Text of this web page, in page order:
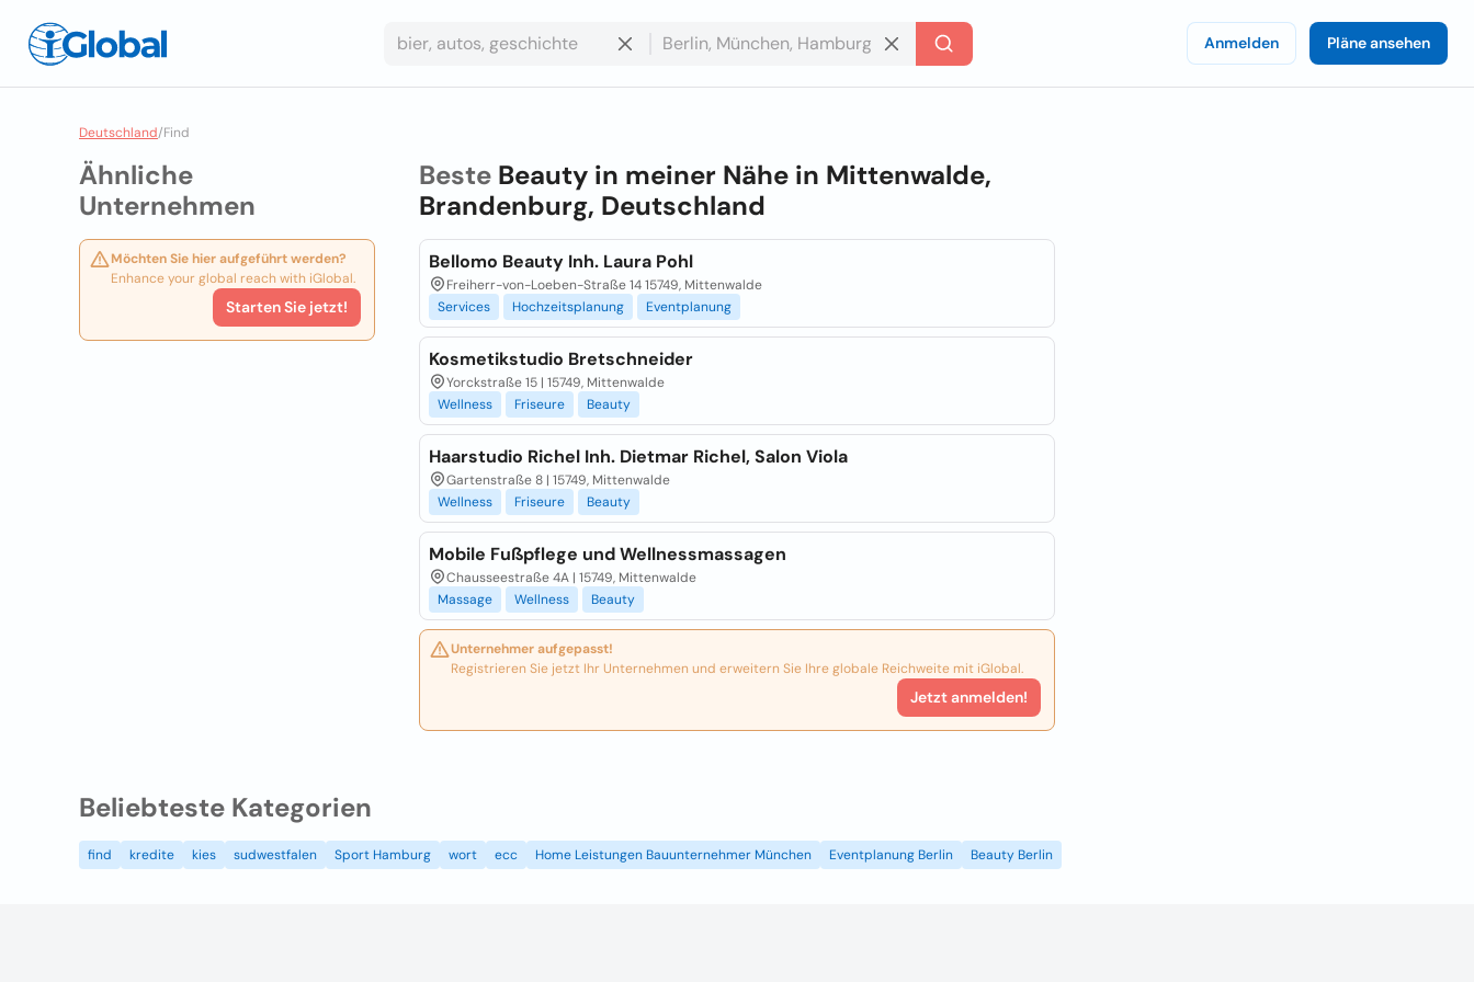
Anmelden Pläne ansehen
Deutschland/Find
Ähnliche
Unternehmen
Möchten Sie hier aufgeführt werden?
Enhance your global reach with iGlobal.
Starten Sie jetzt!
Beste Beauty in meiner Nähe in Mittenwalde,
Brandenburg, Deutschland
Bellomo Beauty Inh. Laura Pohl
Freiherr-von-Loeben-Straße 14 15749, Mittenwalde
Services
Hochzeitsplanung Eventplanung
Kosmetikstudio Bretschneider
Yorckstraße 15 | 15749, Mittenwalde
Wellness
Friseure Beauty
Haarstudio Richel Inh. Dietmar Richel, Salon Viola
Gartenstraße 8 | 15749, Mittenwalde
Wellness
Friseure Beauty
Mobile Fußpflege und Wellnessmassagen
Chausseestraße 4A | 15749, Mittenwalde
Massage
Wellness Beauty
Unternehmer aufgepasst!
Registrieren Sie jetzt Ihr Unternehmen und erweitern Sie Ihre globale Reichweite mit iGlobal.
Jetzt anmelden!
Beliebteste Kategorien
find kredite kies sudwestfalen Sport Hamburg wort ecc Home Leistungen Bauunternehmer München Eventplanung Berlin Beauty Berlin